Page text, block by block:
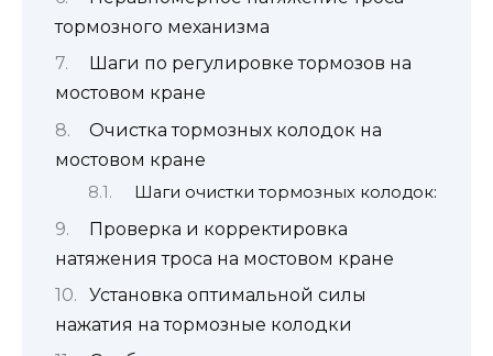
тормозного механизма
Шаги по регулировке тормозов на
мостовом кране
Очистка тормозных колодок на
мостовом кране
Шаги очистки тормозных колодок:
Проверка и корректировка
натяжения троса на мостовом кране
Установка оптимальной силы
нажатия на тормозные колодки